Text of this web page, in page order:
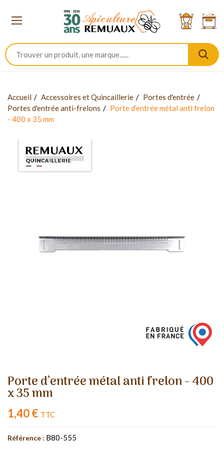
Accueil Accessoires et Quincaillerie
Portes d'entrée
Portes d'entrée anti-frelons
Porte d’entrée métal anti frelon
- 400 x 35 mm
Porte d’entrée métal anti frelon - 400
x 35 mm
1,40 € TTC
Référence : B80-555